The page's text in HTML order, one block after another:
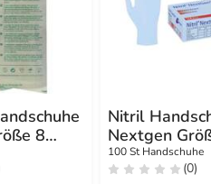
8
Nitril
Nextgen
100 St Handschuhe
(0)